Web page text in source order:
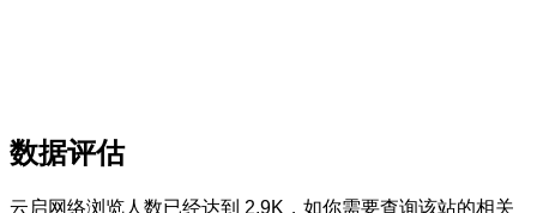
数据评估
云启网络浏览人数已经达到 2.9K，如你需要查询该站的相关